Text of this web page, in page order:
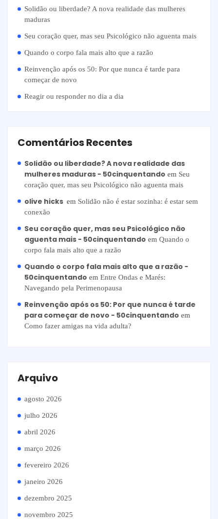
Solidão ou liberdade? A nova realidade das mulheres
maduras
Seu coração quer, mas seu Psicológico não aguenta mais
Quando o corpo fala mais alto que a razão
Reinvenção após os 50: Por que nunca é tarde para
começar de novo
Reagir ou responder no dia a dia
Comentários Recentes
Solidão ou liberdade? A nova realidade das
mulheres maduras - 50cinquentando em Seu
coração quer, mas seu Psicológico não aguenta mais
olive hicks em Solidão não é estar sozinha: é estar sem
conexão
Seu coração quer, mas seu Psicológico não
aguenta mais - 50cinquentando em Quando o
corpo fala mais alto que a razão
Quando o corpo fala mais alto que a razão -
50cinquentando em Entre Ondas e Marés:
Navegando pela Perimenopausa
Reinvenção após os 50: Por que nunca é tarde
para começar de novo - 50cinquentando em
Como fazer amigas na vida adulta?
Arquivo
agosto 2026
julho 2026
abril 2026
março 2026
fevereiro 2026
janeiro 2026
dezembro 2025
novembro 2025